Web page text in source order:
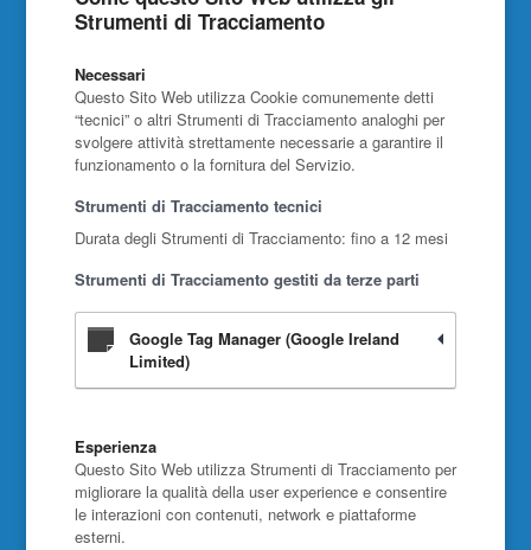
Strumenti di Tracciamento
Necessari
Questo Sito Web utilizza Cookie comunemente detti
“tecnici” o altri Strumenti di Tracciamento analoghi per
svolgere attività strettamente necessarie a garantire il
funzionamento o la fornitura del Servizio.
Strumenti di Tracciamento tecnici
Durata degli Strumenti di Tracciamento: fino a 12 mesi
Strumenti di Tracciamento gestiti da terze parti
Google Tag Manager (Google Ireland
Limited)
Esperienza
Questo Sito Web utilizza Strumenti di Tracciamento per
migliorare la qualità della user experience e consentire
le interazioni con contenuti, network e piattaforme
esterni.